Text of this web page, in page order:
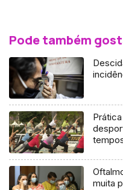
Pode também
muita